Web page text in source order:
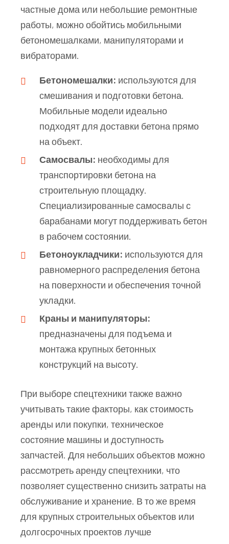
частные дома или небольшие ремонтные
работы, можно обойтись мобильными
бетономешалками, манипуляторами и
вибраторами.
Бетономешалки: используются для
смешивания и подготовки бетона.
Мобильные модели идеально
подходят для доставки бетона прямо
на объект.
Самосвалы: необходимы для
транспортировки бетона на
строительную площадку.
Специализированные самосвалы с
барабанами могут поддерживать бетон
в рабочем состоянии.
Бетоноукладчики: используются для
равномерного распределения бетона
на поверхности и обеспечения точной
укладки.
Краны и манипуляторы:
предназначены для подъема и
монтажа крупных бетонных
конструкций на высоту.
При выборе спецтехники также важно
учитывать такие факторы, как стоимость
аренды или покупки, техническое
состояние машины и доступность
запчастей. Для небольших объектов можно
рассмотреть аренду спецтехники, что
позволяет существенно снизить затраты на
обслуживание и хранение. В то же время
для крупных строительных объектов или
долгосрочных проектов лучше